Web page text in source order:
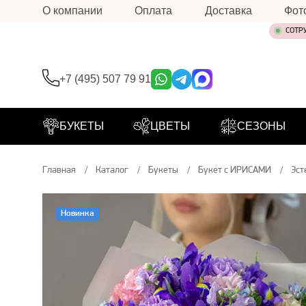
О компании Оплата Доставка
+7 (495) 507 79 91
БУКЕТЫ ЦВЕТЫ СЕЗОНЫ
Главная Каталог Букеты Букет с ИРИСАМИ
Новинка